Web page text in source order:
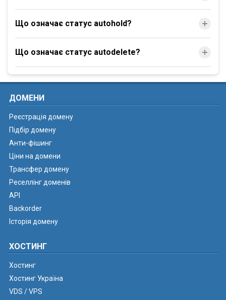
Що означає статус autohold?
Що означає статус autodelete?
ДОМЕНИ
Реєстрація домену
Підбір домену
Анти-фішинг
Ціни на домени
Трансфер домену
Реселлінг доменів
API
Backorder
Історія домену
ХОСТИНГ
Хостинг
Хостинг Україна
VDS / VPS